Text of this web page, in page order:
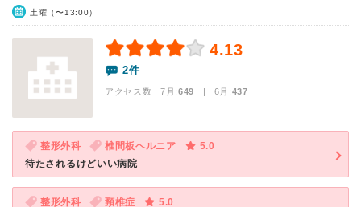
土曜（〜13:00）
4.13
2件
アクセス数 7月:649 | 6月:437
整形外科 椎間板ヘルニア
5.0
待たされるけどいい病院
整形外科 頸椎症
5.0